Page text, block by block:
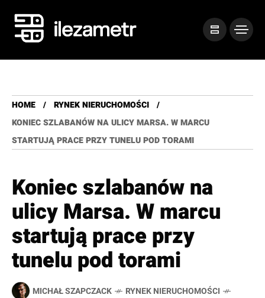
HOME
RYNEK NIERUCHOMOŚCI
KONIEC SZLABANÓW NA ULICY MARSA. W MARCU
STARTUJĄ PRACE PRZY TUNELU POD TORAMI
Koniec szlabanów na
ulicy Marsa. W marcu
startują prace przy
tunelu pod torami
MICHAŁ SZAPCZACK
RYNEK NIERUCHOMOŚCI